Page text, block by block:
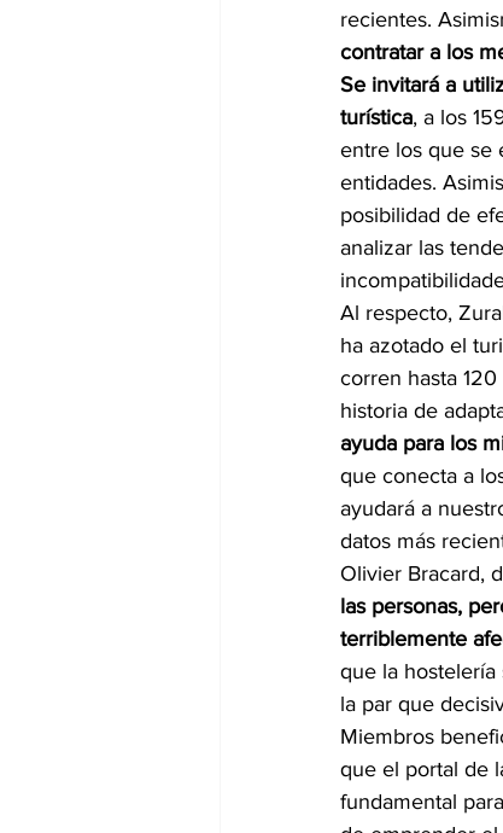
recientes.
contratar a los
Se invitará a
turística, a los
entre los que se
entidades.
posibilidad de
analizar las
Al respecto,
ha azotado el
corren hasta
historia de
ayuda para los
que conecta a
ayudará a
datos más
Olivier Bracard,
las personas,
terriblemente
que la hostelería
la par que
Miembros
que el portal de
fundamental